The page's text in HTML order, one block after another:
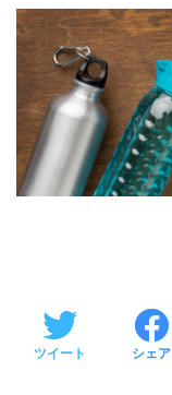
ツイート シェア